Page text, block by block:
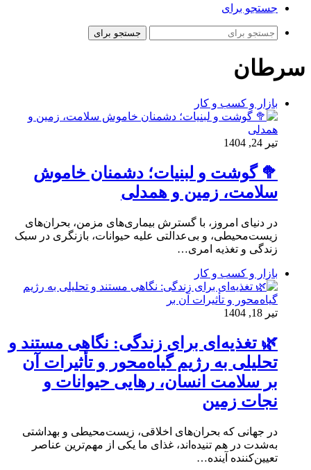
جستجو برای
جستجو برای
سرطان
بازار و کسب و کار
تیر 24, 1404
🥦 گوشت و لبنیات؛ دشمنان خاموش
سلامت، زمین و همدلی
در دنیای امروز، با گسترش بیماری‌های مزمن، بحران‌های
زیست‌محیطی، و بی‌عدالتی علیه حیوانات، بازنگری در سبک
زندگی و تغذیه امری…
بازار و کسب و کار
تیر 18, 1404
🌿 تغذیه‌ای برای زندگی: نگاهی مستند و
تحلیلی به رژیم گیاه‌محور و تأثیرات آن
بر سلامت انسان، رهایی حیوانات و
نجات زمین
در جهانی که بحران‌های اخلاقی، زیست‌محیطی و بهداشتی
به‌شدت در هم تنیده‌اند، غذای ما یکی از مهم‌ترین عناصر
تعیین‌کننده آینده…